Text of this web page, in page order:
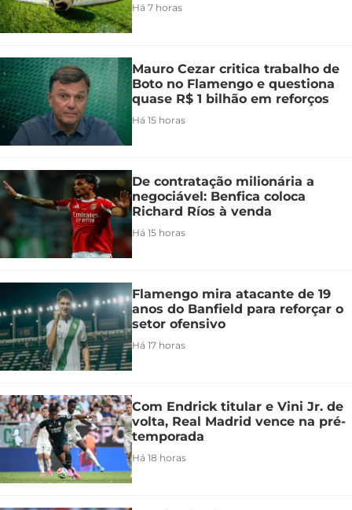
Há 7 horas
Mauro Cezar critica trabalho de
Boto no Flamengo e questiona
quase R$ 1 bilhão em reforços
Há 15 horas
De contratação milionária a
negociável: Benfica coloca
Richard Ríos à venda
Há 15 horas
Flamengo mira atacante de 19
anos do Banfield para reforçar o
setor ofensivo
Há 17 horas
Com Endrick titular e Vini Jr. de
volta, Real Madrid vence na pré-
temporada
Há 18 horas